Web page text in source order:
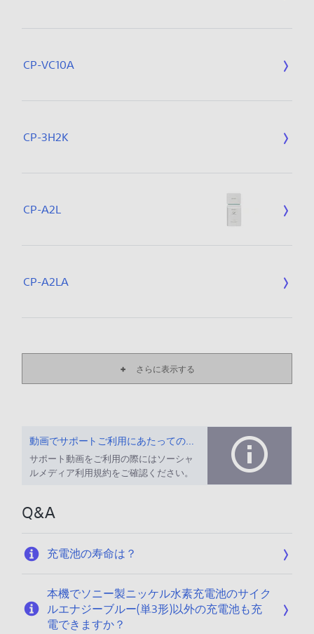
CP-VC10A
CP-3H2K
CP-A2L
CP-A2LA
さらに表示する
動画でサポートご利用にあたってのお願い
サポート動画をご利用の際にはソーシャ
ルメディア利用規約をご確認ください。
Q&A
充電池の寿命は？
本機でソニー製ニッケル水素充電池のサイク
ルエナジーブルー(単3形)以外の充電池も充
電できますか？